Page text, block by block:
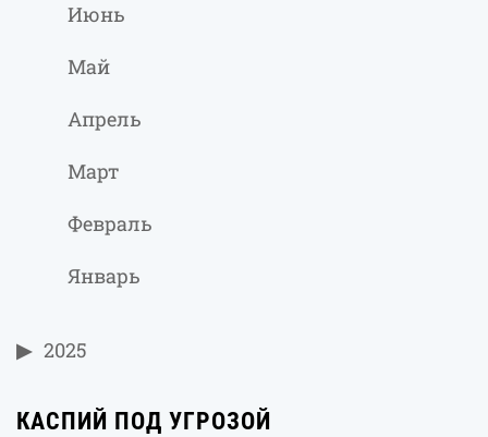
Июнь
Май
Апрель
Март
Февраль
Январь
2025
КАСПИЙ ПОД УГРОЗОЙ